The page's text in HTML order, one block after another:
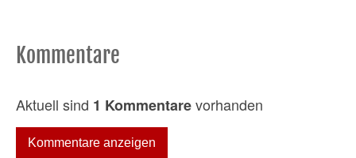
Kommentare
Aktuell sind 1 Kommentarevorhanden
Kommentare anzeigen